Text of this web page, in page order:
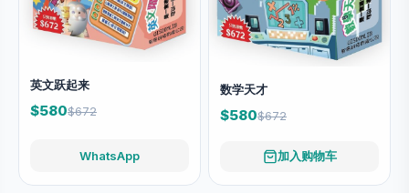
英文跃起来
$580$672
WhatsApp
数学天才
$580$672
加入购物车